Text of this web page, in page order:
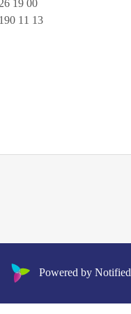
19 00
11 13
Powered by Notified